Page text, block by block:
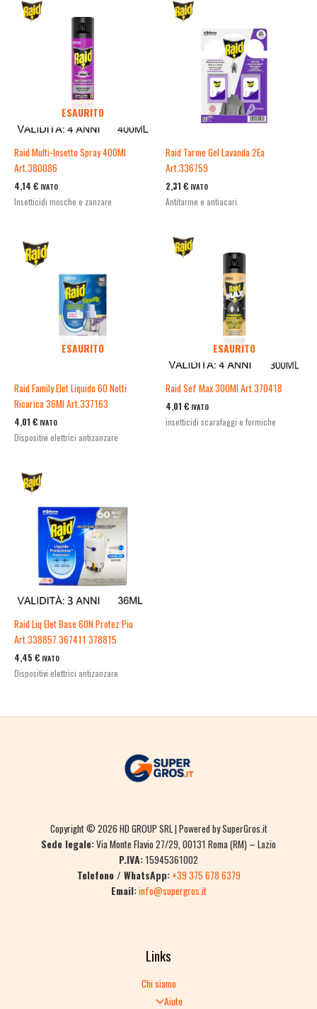
ESAURITO
Raid Multi-Insetto Spray 400Ml
Art.380086
4,14 € IVATO
Insetticidi mosche e zanzare
Raid Tarme Gel Lavanda 2Ea
Art.336759
2,31 € IVATO
Antitarme e antiacari
ESAURITO
Raid Family Elet Liquido 60 Notti
Ricarica 36Ml Art.337163
4,01 € IVATO
Dispositivi elettrici antizanzare
ESAURITO
Raid Sef Max 300Ml Art.370418
4,01 € IVATO
insetticidi scarafaggi e formiche
Raid Liq Elet Base 60N Protez Piu
Art.338857 367411 378815
4,45 € IVATO
Dispositivi elettrici antizanzare
Copyright © 2026 HD GROUP SRL | Powered by SuperGros.it
Sede legale:Via Monte Flavio 27/29, 00131 Roma (RM) – Lazio
P.IVA:15945361002
Telefono / WhatsApp: +39 375 678 6379
Email:info@supergros.it
Links
Chi siamo
Aiuto